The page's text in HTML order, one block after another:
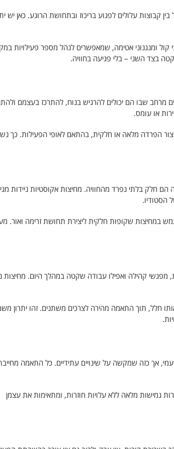
קבוצות עלולים לפגוע בריכוז ובתחושת הרוגע. כאן יש
קול ומנגנוני אטימה, שמאפשרים לנהל מספר פעילויות
בצד השני – בלי פגיעה בחוויה.
מרחב שבו הם יכולים להרגיש בנוח, להתרכז בעצמם
או עומס.
הפרדה מלאה או חלקית, בהתאם לאופי הפעילות. כך
חלק בלתי נפרד מהחוויה. מחיצות אקוסטיות ניידות
הסטודיו.
במחיצות שקופות חלקית ליצירת תחושת זרימה ואור.
מפגשי קהילה ואפילו עבודה שקטה במהלך היום. מחיצות
חלל, תוך התאמה מהירה לצרכים משתנים. זהו יתרון
אך כזה שמקשה על שינויים עתידיים. כל התאמה
גמישות מלאה ללא עלויות חוזרות, ומתאימות את עצמן